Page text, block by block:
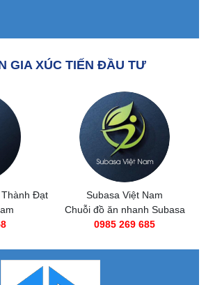
GIA XÚC TIẾN ĐẦU TƯ
Đạt
Subasa Việt Nam
Chuỗi đồ ăn nhanh Subasa
0985 269 685